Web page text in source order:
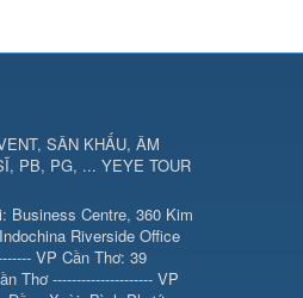
SÂN KHẤU, ÂM
PB, PG, ... YEYE TOUR
Business Centre, 360 Kim
Riverside Office
VP Cần Thơ: 39
Thơ --------------------- VP